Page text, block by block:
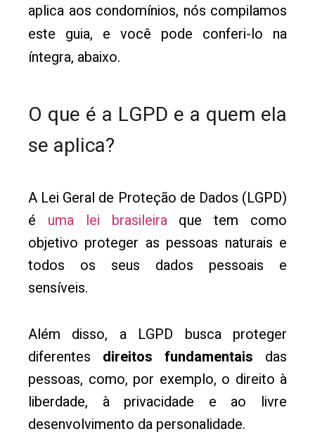
aplica aos condomínios, nós compilamos
este guia, e você pode conferi-lo na
íntegra, abaixo.
O que é a LGPD e a quem ela
se aplica?
A Lei Geral de Proteção de Dados (LGPD)
é uma lei brasileiraque tem como
objetivo proteger as pessoas naturais e
todos os seus dados pessoais e
sensíveis.
Além disso, a LGPD busca proteger
diferentes direitos fundamentais das
pessoas, como, por exemplo, o direito à
liberdade, à privacidade e ao livre
desenvolvimento da personalidade.